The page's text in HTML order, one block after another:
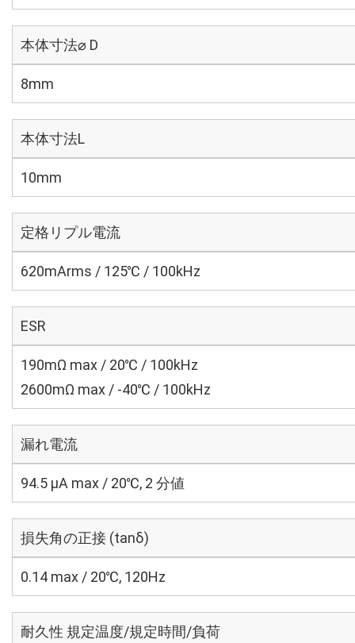
本体寸法⌀ D
8mm
本体寸法L
10mm
定格リプル電流
620mArms / 125℃ / 100kHz
ESR
190mΩ max / 20℃ / 100kHz
2600mΩ max / -40℃ / 100kHz
漏れ電流
94.5 μA max / 20℃, 2 分値
損失角の正接 (tanδ)
0.14 max / 20℃, 120Hz
耐久性 規定温度/規定時間/負荷